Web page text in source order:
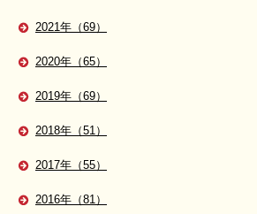
2021年（69）
2020年（65）
2019年（69）
2018年（51）
2017年（55）
2016年（81）